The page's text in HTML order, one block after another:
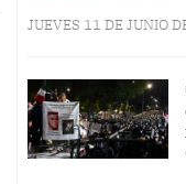
JUEVES 11 DE JUNIO